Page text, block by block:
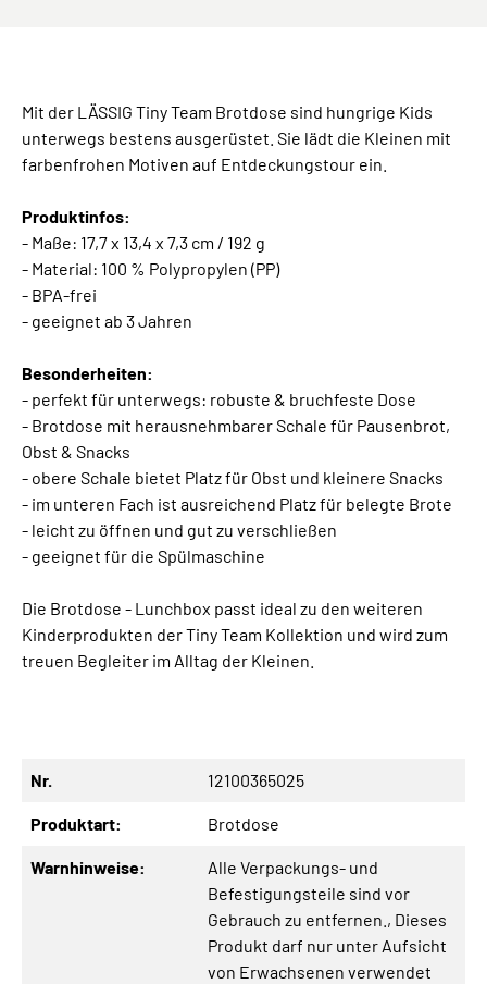
Mit der LÄSSIG Tiny Team Brotdose sind hungrige Kids
unterwegs bestens ausgerüstet. Sie lädt die Kleinen mit
farbenfrohen Motiven auf Entdeckungstour ein.
Produktinfos:
- Maße: 17,7 x 13,4 x 7,3 cm / 192 g
- Material: 100 % Polypropylen (PP)
- BPA-frei
- geeignet ab 3 Jahren
Besonderheiten:
- perfekt für unterwegs: robuste & bruchfeste Dose
- Brotdose mit herausnehmbarer Schale für Pausenbrot,
Obst & Snacks
- obere Schale bietet Platz für Obst und kleinere Snacks
- im unteren Fach ist ausreichend Platz für belegte Brote
- leicht zu öffnen und gut zu verschließen
- geeignet für die Spülmaschine
Die Brotdose - Lunchbox passt ideal zu den weiteren
Kinderprodukten der Tiny Team Kollektion und wird zum
treuen Begleiter im Alltag der Kleinen.
Nr. 12100365025
Produktart: Brotdose
Warnhinweise:
Alle Verpackungs- und
Befestigungsteile sind vor
Gebrauch zu entfernen. , Dieses
Produkt darf nur unter Aufsicht
von Erwachsenen verwendet